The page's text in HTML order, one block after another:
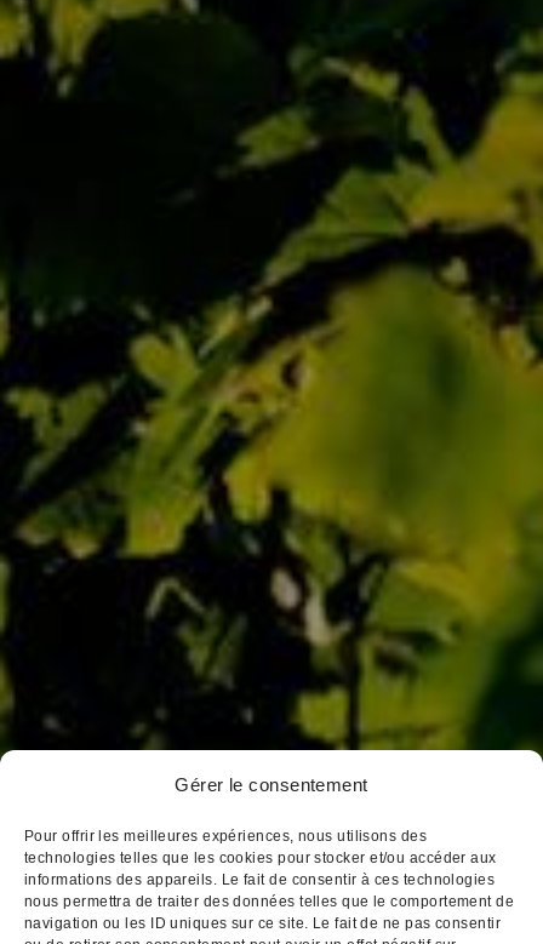
Gérer le consentement
Pour offrir les meilleures expériences, nous utilisons des
technologies telles que les cookies pour stocker et/ou accéder aux
informations des appareils. Le fait de consentir à ces technologies
nous permettra de traiter des données telles que le comportement de
navigation ou les ID uniques sur ce site. Le fait de ne pas consentir
Nos Maisons
Nos Domaines
D’Autrefois
Jaffelin
Pierre Ponnelle
Louis Violland
Louis Chavy
Dufouleur Père & Fils
3, place Notre Dame
Tél : 03 80 26 33 00
Fax : 03 80 24 14 84
Email : cva@cva-beaune.fr